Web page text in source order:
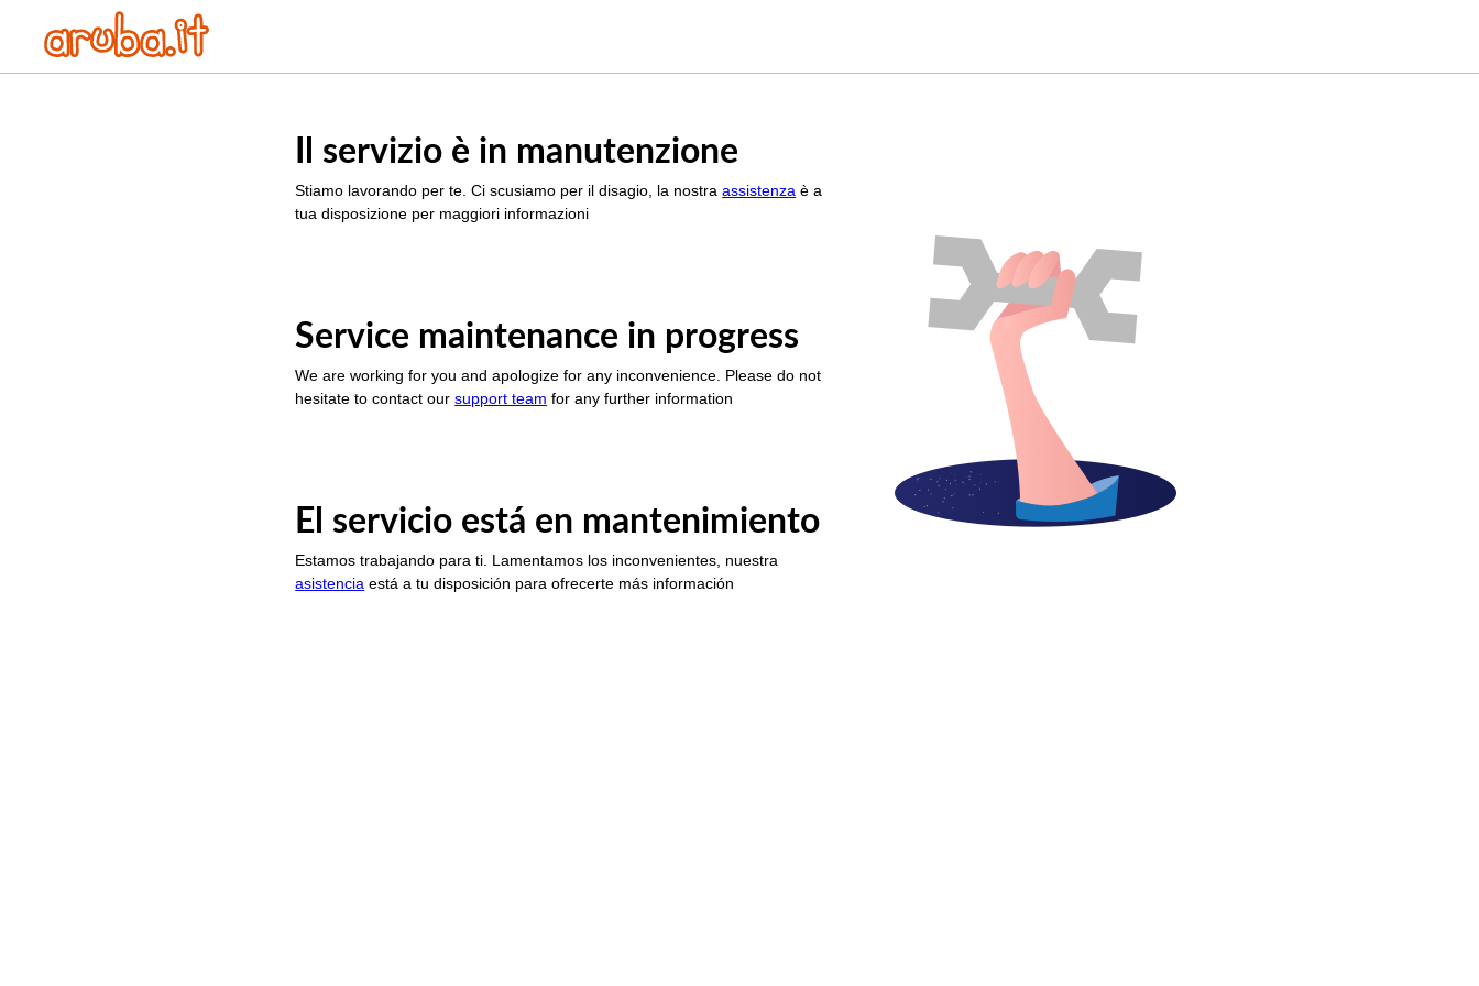
Il servizio è in manutenzione
Stiamo lavorando per te. Ci scusiamo per il disagio, la nostraassistenza è a
tua disposizione per maggiori informazioni
Service maintenance in progress
We are working for you and apologize for any inconvenience. Please do not
hesitate to contact oursupport team for any further information
El servicio está en mantenimiento
Estamos trabajando para ti. Lamentamos los inconvenientes, nuestra
asistencia está a tu disposición para ofrecerte más información